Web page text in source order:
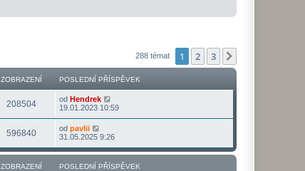
288 témat 1 2 3
ZOBRAZENÍ POSLEDNÍ PŘÍSPĚVEK
208504 od Hendrek
19.01.2023 10:59
596840 od pavlii
31.05.2025 9:26
ZOBRAZENÍ POSLEDNÍ PŘÍSPĚVEK